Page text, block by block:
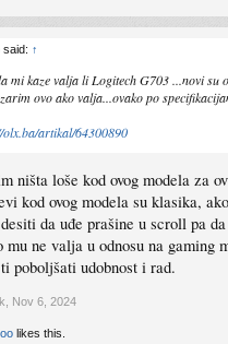
said: ↑
mi kaze valja li Logitech G703 ...novi
ovo ako valja...ovako po
olx.ba/artikal/64300890
ništa loše kod ovog modela za
kod ovog modela su klasika,
da uđe prašine u scroll pa
mu ne valja u odnosu na
poboljšati udobnost i rad.
Nov 6, 2024
likes this.